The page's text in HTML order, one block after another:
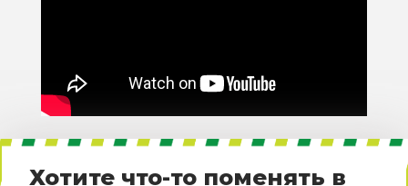
Хотите что-то поменять в